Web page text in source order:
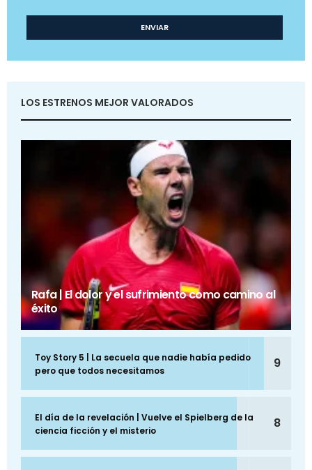
LOS ESTRENOS MEJOR VALORADOS
Rafa | El dolor y el sufrimiento como camino al
éxito
Toy Story 5 | La secuela que nadie había pedido
pero que todos necesitamos
9
El día de la revelación | Vuelve el Spielberg de la
ciencia ficción y el misterio
8